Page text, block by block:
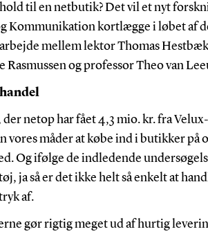
til en netbutik? Det vil et nyt
Kommunikation kortlægge i løbet af
mellem lektor Thomas
Rasmussen ogprofessor Theo van
netop har fået 4,3 mio. kr. fra
vores måder at købe ind i butikker på
Og ifølge de indledende
ja så er det ikke helt så enkelt at
af.
gør rigtig meget ud af hurtig